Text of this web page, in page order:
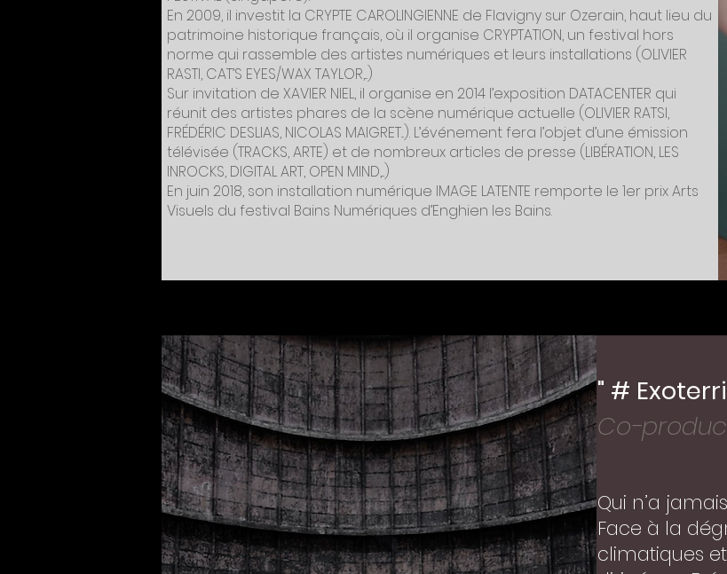
En 2009, il investit la CRYPTE CAROLINGIENNE de Flavigny sur Ozerain, haut lieu du
patrimoine historique français, où il organise CRYPTATION, un festival hors
norme qui rassemble des artistes numériques et leurs installations (OLIVIER
RASTI, CAT’S EYES/WAX TAYLOR,...)
Sur invitation de XAVIER NIEL, il organise en 2014 l’exposition DATACENTER qui
réunit des artistes phares de la scène numérique actuelle (OLIVIER RATSI,
FRÉDÉRIC DESLIAS, NICOLAS MAIGRET...). L’événement fera l’objet d’une émission
télévisée (TRACKS, ARTE) et de nombreux articles de presse (LIBÉRATION, LES
INROCKS, DIGITAL ART, OPEN MIND,...)
En juin 2018, son installation numérique IMAGE LATENTE remporte le 1er prix Arts
Visuels du festival Bains Numériques d’Enghien les Bains.
" #
Co-
Qui n’a
Face à la
climatiques et